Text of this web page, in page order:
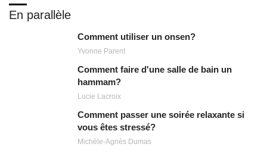
En parallèle
Comment utiliser un onsen?
Yvonne Parent
Comment faire d'une salle de bain un
hammam?
Lucie Lacroix
Comment passer une soirée relaxante si
vous êtes stressé?
Michèle-Agnès Dumas